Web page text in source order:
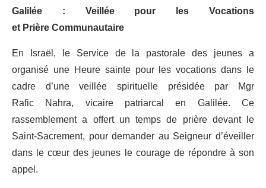
Galilée : Veillée pour les Vocations
et Prière Communautaire
En Israël, le Service de la pastorale des jeunes a
organisé une Heure sainte pour les vocations dans le
cadre d’une veillée spirituelle présidée par Mgr
Rafic Nahra, vicaire patriarcal en Galilée. Ce
rassemblement a offert un temps de prière devant le
Saint-Sacrement, pour demander au Seigneur d’éveiller
dans le cœur des jeunes le courage de répondre à son
appel.